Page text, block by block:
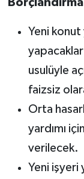
Yeni
usulüyle
faizsiz
Orta
yardımı
verilecek.
Yeni işyeri
Genel
Politika
YEREL
BİLİM
ASAYİŞ